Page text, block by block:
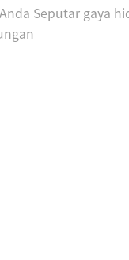
Seputar gaya